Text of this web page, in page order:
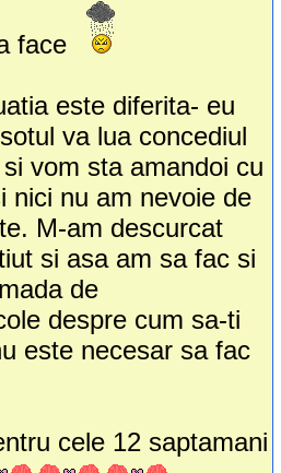
face
este diferita- eu
va lua concediul
vom sta amandoi cu
nici nu am nevoie de
M-am descurcat
si asa am sa fac si
de
despre cum sa-ti
este necesar sa fac
cele 12 saptamani